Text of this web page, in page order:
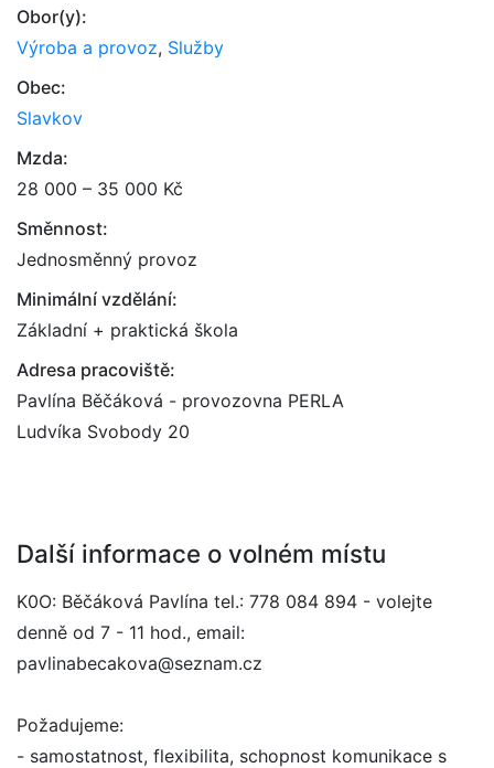
Obor(y):
Výroba a provoz, Služby
Obec:
Slavkov
Mzda:
28 000 – 35 000 Kč
Směnnost:
Jednosměnný provoz
Minimální vzdělání:
Základní + praktická škola
Adresa pracoviště:
Pavlína Běčáková - provozovna PERLA
Ludvíka Svobody 20
Další informace o volném místu
K0O: Běčáková Pavlína tel.: 778 084 894 - volejte
denně od 7 - 11 hod., email:
pavlinabecakova@seznam.cz
Požadujeme:
- samostatnost, flexibilita, schopnost komunikace s